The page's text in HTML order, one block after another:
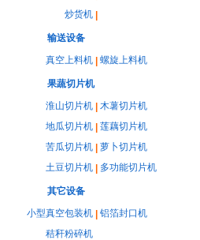
炒货机
输送设备
真空上料机
螺旋上料机
果蔬切片机
淮山切片机
木薯切片机
地瓜切片机
莲藕切片机
苦瓜切片机
萝卜切片机
土豆切片机
多功能切片机
其它设备
小型真空包装机
铝箔封口机
秸秆粉碎机